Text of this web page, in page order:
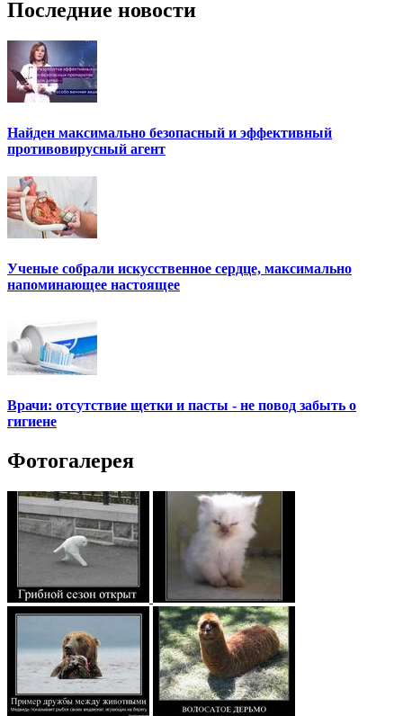
Последние новости
Найден максимально безопасный и эффективный
противовирусный агент
Ученые собрали искусственное сердце, максимально
напоминающее настоящее
Врачи: отсутствие щетки и пасты - не повод забыть о
гигиене
Фотогалерея